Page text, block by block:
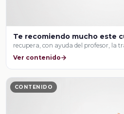
Te recomiendo mucho este
recupera, con ayuda del profesor, la
Ver contenido
CONTENIDO